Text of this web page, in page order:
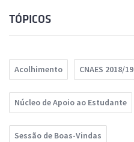
TÓPICOS
Acolhimento CNAES 2018/19
Núcleo de Apoio ao Estudante
Sessão de Boas-Vindas